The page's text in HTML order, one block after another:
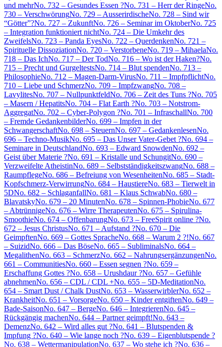
und mehrNo. 732 – Gesundes Essen ?No. 731 – Herr der RingeNo.
730 – VerschwörungNo. 729 – AusserirdischeNo. 728 – Sind wir
“Götter”?No. 727 – ZukunftNo. 726 – Seminar im OktoberNo. 725
– Integration funktioniert nichtNo. 724 – Die Umkehr des
ZweifelsNo. 723 – Panda EyesNo. 722 – QuerdenkenNo. 721 –
Spirituelle DissoziationNo. 720 – VerstorbeneNo. 719 – MihaelaNo.
718 – Das IchNo. 717 – Der TodNo. 716 – Wo ist der Haken?No.
715 – Precht und GurgeltestsNo. 714 – Blut spendenNo. 713 –
PhilosophieNo. 712 – Magen-Darm-VirusNo. 711 – ImpfpflichtNo.
710 – Liebe und SchmerzNo. 709 – ImpfzwangNo. 708 –
LavylitesNo. 707 – NullpunktfeldNo. 706 – Zeit des Tuns ?No. 705
– Masern / HepatitsNo. 704 – Flat Earth ?No. 703 – Notstrom-
AggregatNo. 702 – Cyber-Polygon ?No. 701 – InfraschallNo. 700
– Fremde GedankenbilderNo. 699 – Impfen in der
SchwangerschaftNo. 698 – SteuernNo. 697 – GedankenlesenNo.
696 – Techno-MusikNo. 695 – Das Unser Vater-Gebet ?No. 694 –
Seminare in DeutschlandNo. 693 – Edward SnowdenNo. 692 –
Geist über Materie ?No. 691 – Kristalle und SchungitNo. 690 –
Verzweifelte AtheistinNo. 689 – SelbstständigkeitszwangNo. 688 –
RaumpflegeNo. 686 – Befreiung von WesenheitenNo. 685 – Stadt-
Kopfschmerz-VerwirrungNo. 684 – HaustiereNo. 683 – Tierwelt in
5DNo. 682 – SchlaganfallNo. 681 – Klaus SchwabNo. 680 –
BlavatskyNo. 679 – 20 MinutenNo. 678 – Spinnen-PhobieNo. 677
– AbtrünnigeNo. 676 – Wirre TherapeutenNo. 675 – Spirulina-
SmoothieNo. 674 – OffenbarungNo. 673 – FreeSpirit online ?No.
672 – Jesus ChristusNo. 671 – Aufstand ?No. 670 – Die
GeimpftenNo. 669 – Gottes SpracheNo. 668 – Warum 2 ?!No. 667
– SuizidNo. 666 – Das BöseNo. 665 – SubliminalsNo. 664 –
MegalithenNo. 663 – SchmerzNo. 662 – NahrungsergänzungenNo.
661 – CommunitiesNo. 660 – Essen segnen ?No. 659 –
Erschaffung Gottes ?No. 658 – Urushdaur ?No. 657 – Gefühle
abnehmenNo. 656 – CDL / CDL +No. 655 – 5D-MeditationNo.
654 – Smart Dust / Chalk DustNo. 653 – WasserwirblerNo. 652 –
KrankheitNo. 651 – VorsorgeNo. 650 – Kinder entgiftenNo. 649 –
Bade-SaisonNo. 647 – BergeNo. 646 – IntegrierenNo. 645 –
Rückgängig machenNo. 644 – Partner geimpft!No. 643 –
DemenzNo. 642 – Wird alles gut ?No. 641 – Blutspenden &
Impfung ?No. 640 – Wie lange noch ?No. 639 – Eigenblutspende ?
No. 638 – WettermanipulationNo. 637 – Wo stehe ich ?No. 636 –